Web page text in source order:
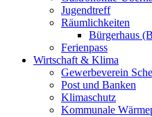
Jugendtreff
Räumlichkeiten
Bürgerhaus
Ferienpass
Wirtschaft & Klima
Gewerbeverein
Post und Banken
Klimaschutz
Kommunale